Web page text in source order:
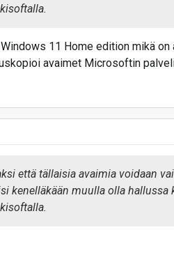
11 Home edition mikä on
avaimet Microsoftin
että tällaisia avaimia voidaan
kenelläkään muulla olla hallussa